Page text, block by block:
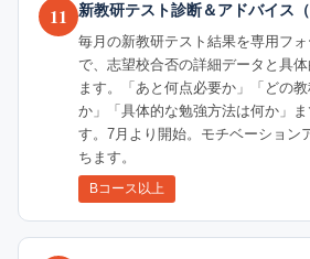
11 新教研テスト診断＆アドバイス
毎月の新教研テスト結果を専用フ
で、志望校合否の詳細データと具
ます。「あと何点必要か」「どの
か」「具体的な勉強方法は何か」
す。7月より開始。モチベーション
ちます。
Bコース以上